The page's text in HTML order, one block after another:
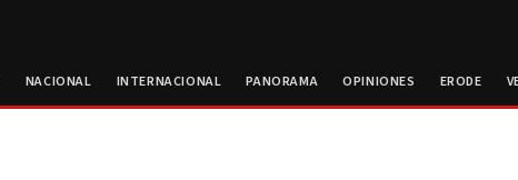
NACIONAL INTERNACIONAL PANORAMA OPINIONES ERODE